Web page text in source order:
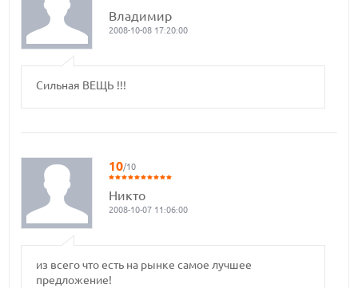
Владимир
2008-10-08 17:20:00
Сильная ВЕЩЬ !!!
10/10
Никто
2008-10-07 11:06:00
из всего что есть на рынке самое лучшее
предложение!